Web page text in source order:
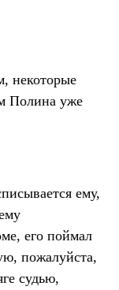
некоторые
Полина уже
ему,
его поймал
пожалуйста,
судью,